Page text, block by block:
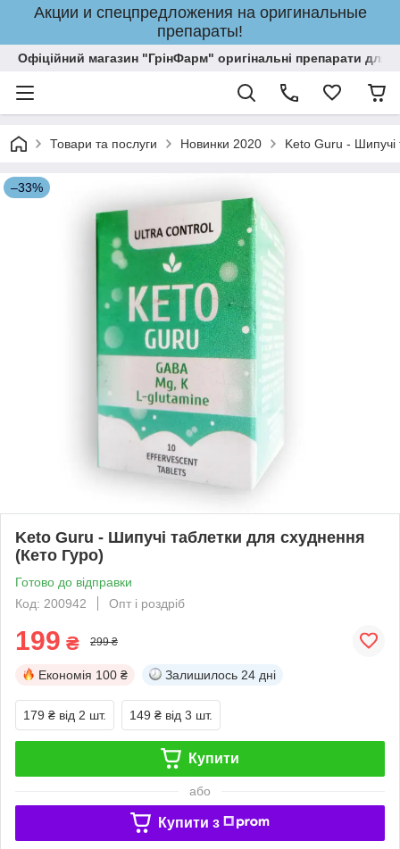
Акции и спецпредложения на оригинальные
препараты!
Офіційний магазин "ГрінФарм" оригінальні препарати для
Товари та послуги Новинки 2020 Keto Guru - Шипучі
–33%
Keto Guru - Шипучі таблетки для схуднення
(Кето Гуро)
Готово до відправки
Код: 200942
Опт і роздріб
199 ₴ 299 ₴
Економія 100 ₴ Залишилось 24 дні
179 ₴ від 2 шт. 149 ₴ від 3 шт.
Купити
або
Купити з